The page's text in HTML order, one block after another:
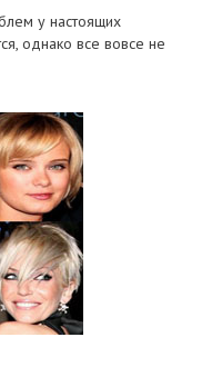
у настоящих
однако все вовсе не